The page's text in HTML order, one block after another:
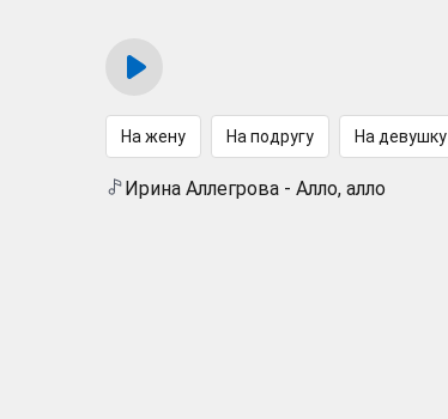
На жену На подругу На девушку
Ирина Аллегрова - Алло, алло